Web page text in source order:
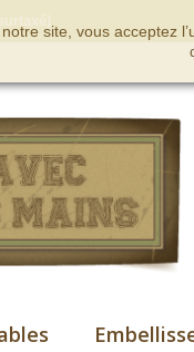
site, vous acceptez